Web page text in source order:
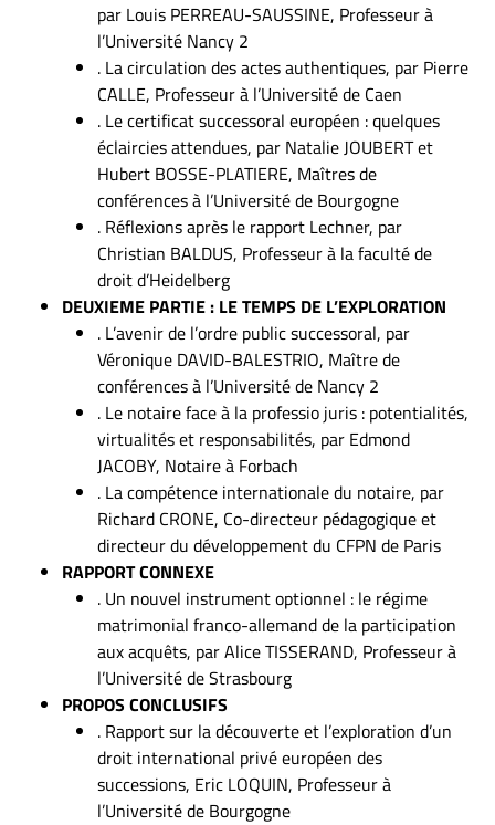
par Louis PERREAU-SAUSSINE, Professeur à
l’Université Nancy 2
. La circulation des actes authentiques, par Pierre
CALLE, Professeur à l’Université de Caen
. Le certificat successoral européen : quelques
éclaircies attendues, par Natalie JOUBERT et
Hubert BOSSE-PLATIERE, Maîtres de
conférences à l’Université de Bourgogne
. Réflexions après le rapport Lechner, par
Christian BALDUS, Professeur à la faculté de
droit d’Heidelberg
DEUXIEME PARTIE : LE TEMPS DE L’EXPLORATION
. L’avenir de l’ordre public successoral, par
Véronique DAVID-BALESTRIO, Maître de
conférences à l’Université de Nancy 2
. Le notaire face à la professio juris : potentialités,
virtualités et responsabilités, par Edmond
JACOBY, Notaire à Forbach
. La compétence internationale du notaire, par
Richard CRONE, Co-directeur pédagogique et
directeur du développement du CFPN de Paris
RAPPORT CONNEXE
. Un nouvel instrument optionnel : le régime
matrimonial franco-allemand de la participation
aux acquêts, par Alice TISSERAND, Professeur à
l’Université de Strasbourg
PROPOS CONCLUSIFS
. Rapport sur la découverte et l’exploration d’un
droit international privé européen des
successions, Eric LOQUIN, Professeur à
l’Université de Bourgogne